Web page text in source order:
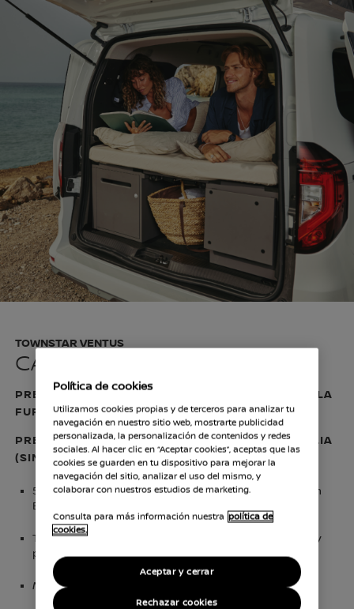
CAMPERIZACIÓN MID
TOWNSTAR VENTUS
PRECIO DE LA CAMPERIZACIÓN PARA COMBI (SIN LA
FURGONETA) DESDE 9.950 *
PRECIO DE LA CAMPERIZACIÓN PARA COMBI EVALIA
(SIN LA FURGONETA) DESDE 10.150€ *
5 plazas y 6 plazas (2 asientos extraíbles) en la versión
Evalia
Techo elevable, cama en la parte superior (1,90x1,02) y
pintura color carrocería.
Mesa central para uso exterior.
Política de cookies
Utilizamos cookies propias y de terceros para analizar tu
navegación en nuestro sitio web, mostrarte publicidad
personalizada, la personalización de contenidos y redes
sociales. Al hacer clic en “Aceptar cookies”, aceptas que las
cookies se guarden en tu dispositivo para mejorar la
navegación del sitio, analizar el uso del mismo, y
colaborar con nuestros estudios de marketing.
Consulta para más información nuestra política de
cookies.
Rechazar cookies
Aceptar y cerrar